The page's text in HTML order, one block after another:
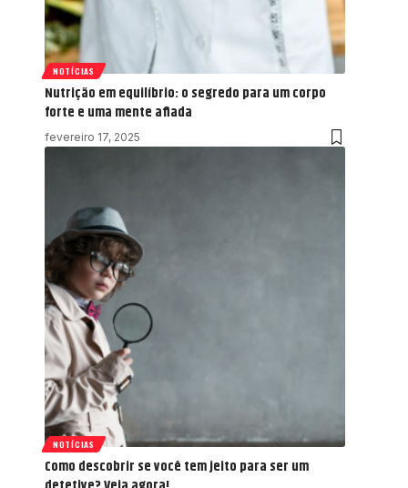
NOTÍCIAS
Nutrição em equilíbrio: o segredo para um corpo
forte e uma mente afiada
fevereiro 17, 2025
NOTÍCIAS
Como descobrir se você tem jeito para ser um